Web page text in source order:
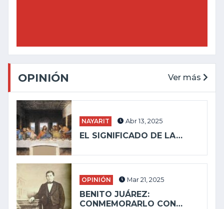
OPINIÓN Ver más
NAYARIT Abr 13, 2025
EL SIGNIFICADO DE LA…
OPINIÓN Mar 21, 2025
BENITO JUÁREZ:
CONMEMORARLO CON…